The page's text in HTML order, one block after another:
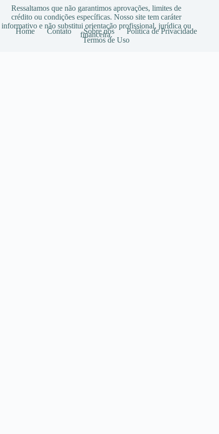
Ressaltamos que não garantimos aprovações, limites de
crédito ou condições específicas. Nosso site tem caráter
informativo e não substitui orientação profissional, jurídica ou
financeira.
Home Contato Sobre nós
Política de Privacidade
Termos de Uso